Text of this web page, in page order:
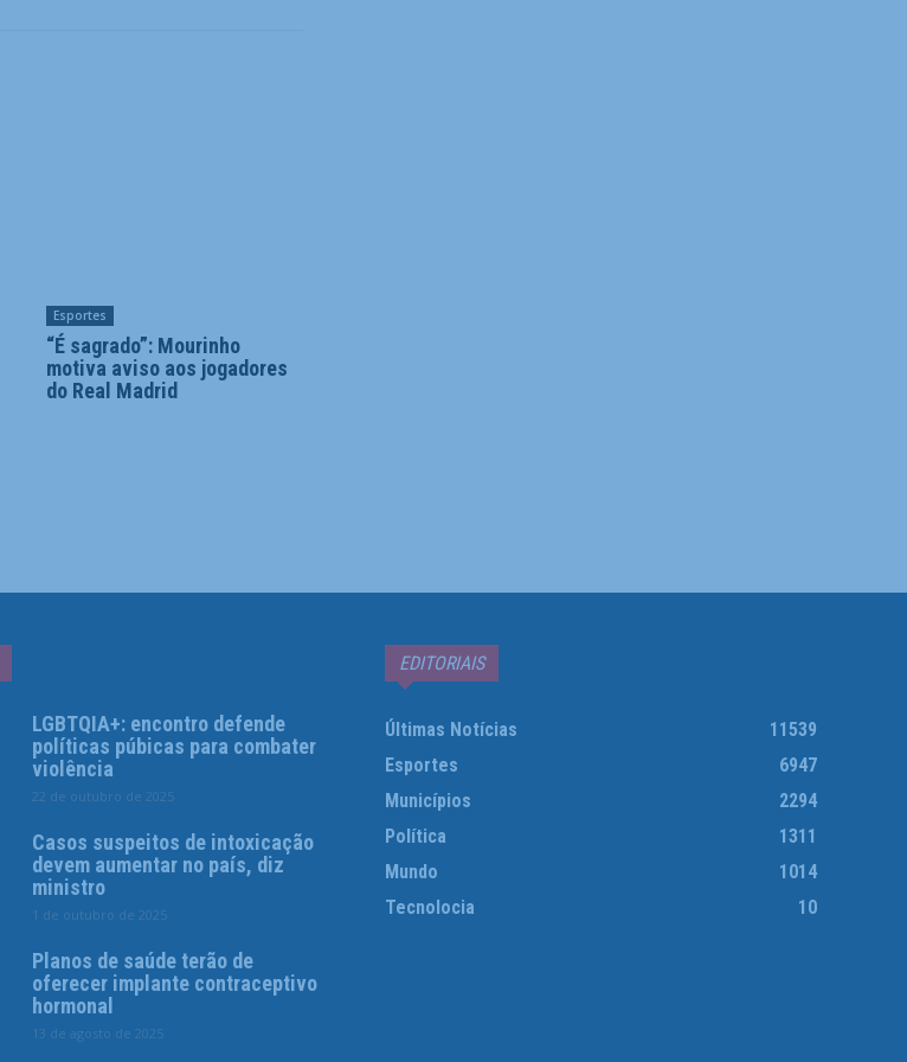
Esportes
“É sagrado”: Mourinho
motiva aviso aos jogadores
do Real Madrid
LGBTQIA+: encontro defende
políticas púbicas para combater
violência
22 de outubro de 2025
Casos suspeitos de intoxicação
devem aumentar no país, diz
ministro
1 de outubro de 2025
Planos de saúde terão de
oferecer implante contraceptivo
hormonal
13 de agosto de 2025
EDITORIAIS
Últimas Notícias
11539
Esportes
6947
Municípios
2294
Política
1311
Mundo
1014
Tecnolocia
10